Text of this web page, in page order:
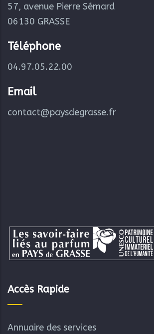
57, avenue Pierre Sémard
06130 GRASSE
Téléphone
04.97.05.22.00
Email
contact@paysdegrasse.fr
Accès Rapide
Annuaire des services